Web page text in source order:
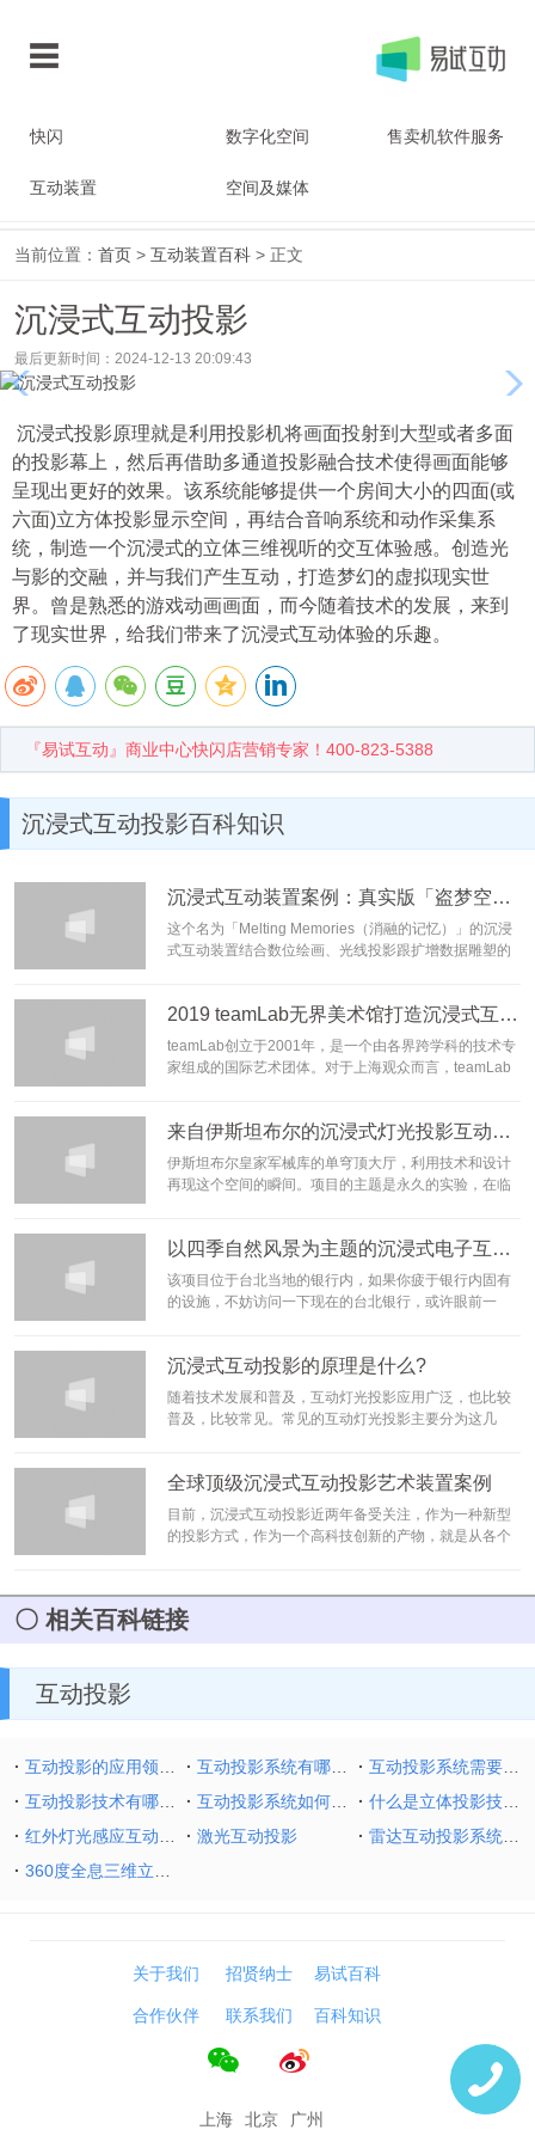
快闪 数字化空间 售卖机软件服务
互动装置 空间及媒体
当前位置： 首页 > 互动装置百科 > 正文
沉浸式互动投影
最后更新时间：2024-12-13 20:09:43
沉浸式投影原理就是利用投影机将画面投射到大型或者多面
的投影幕上，然后再借助多通道投影融合技术使得画面能够
呈现出更好的效果。该系统能够提供一个房间大小的四面(或
六面)立方体投影显示空间，再结合音响系统和动作采集系
统，制造一个沉浸式的立体三维视听的交互体验感。创造光
与影的交融，并与我们产生互动，打造梦幻的虚拟现实世
界。曾是熟悉的游戏动画画面，而今随着技术的发展，来到
了现实世界，给我们带来了沉浸式互动体验的乐趣。
『易试互动』商业中心快闪店营销专家！400-823-5388
沉浸式互动投影百科知识
沉浸式互动装置案例：真实版「盗梦空间」
这个名为「Melting Memories（消融的记忆）」的沉浸
式互动装置结合数位绘画、光线投影跟扩增数据雕塑的
视觉结构的基础这个沉浸式互动装置由 LED 媒体墙 和
CNC 泡棉构成，仿佛沙丘陷落。站在这个装置前，观众
可以感受大脑内部运动的艺.... [阅读]
2019 teamLab无界美术馆打造沉浸式互动投影盛宴
teamLab创立于2001年，是一个由各界跨学科的技术专
家组成的国际艺术团体。对于上海观众而言，teamLab
约20万。[阅读] 来自伊斯坦布尔的沉浸式灯光投影互动装置：“灯光穹顶”
伊斯坦布尔皇家军械库的单穹顶大厅，利用技术和设计
再现这个空间的瞬间。项目的主题是永久的实验，在临
以四季自然风景为主题的沉浸式电子互动装置案例
该项目位于台北当地的银行内，如果你疲于银行内固有
的设施，不妨访问一下现在的台北银行，或许眼前一
厅中。该项目的顺利完成离不开teamLab团队的帮助，
是一个浸入式的电子互动装置，在这里可以看到动态的
野生自然，逼真的效果仿佛将人们带入一片神奇的自然
世界。 [阅读]
沉浸式互动投影的原理是什么?
​随着技术发展和普及，互动灯光投影应用广泛，也比较
普及，比较常见。常见的互动灯光投影主要分为这几
网红。沉浸式的互动灯光是光与影的交融，并与我们产
生互动，打造梦幻的虚拟现实世界。曾是熟悉的游戏动
画画面，而今随着技术的发展，来到了现实世界，给我
们带来了沉浸式互动体验的乐趣。[阅读]
全球顶级沉浸式互动投影艺术装置案例
目前，沉浸式互动投影近两年备受关注，作为一种新型
的投影方式，作为一个高科技创新的产物，就是从各个
读]
相关百科链接
互动投影
互动投影的应用领域有哪些？ 互动投影系统有哪些优势？
互动投影系统需要哪些技术及设备？
互动投影技术有哪些种类？优势有哪些？
互动投影系统如何选购投影机？
什么是立体投影技术？立体投影的分类和投影方式
红外灯光感应互动的原理图解析
激光互动投影
雷达互动投影系统的原理及优势
360度全息三维立体投影技术原理解析
关于我们 招贤纳士 易试百科
合作伙伴 联系我们 百科知识
上海 北京 广州